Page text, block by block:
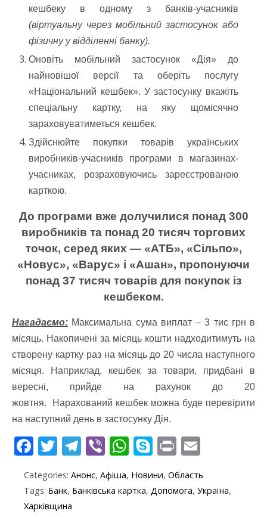
кешбеку в одному з банків-учасників
(віртуальну через мобільний застосунок або
фізичну у відділенні банку).
Оновіть мобільний застосунок «Дія» до
найновішої версії та оберіть послугу
«Національний кешбек». У застосунку вкажіть
спеціальну картку, на яку щомісячно
зараховуватиметься кешбек.
Здійснюйте покупки товарів українських
виробників-учасників програми в магазинах-
учасниках, розраховуючись зареєстрованою
карткою.
До програми вже долучилися понад 300
виробників та понад 20 тисяч торгових
точок, серед яких — «АТБ», «Сільпо»,
«Новус», «Варус» і «Ашан», пропонуючи
понад 37 тисяч товарів для покупок із
кешбеком.
Нагадаємо: Максимальна сума виплат – 3 тис грн в
місяць. Накопичені за місяць кошти надходитимуть на
створену картку раз на місяць до 20 числа наступного
місяця. Наприклад, кешбек за товари, придбані в
вересні, прийде на рахунок до 20
жовтня.
Нарахований кешбек можна буде перевірити
на наступний день в застосунку Дія.
F
e
b
T
itt
er
T
e
Vi
b
er
W
at
S
y
p
Pr
in
t ai
Categories: Анонс, Афіша, Новини, Область
Tags: Банк, Банківська картка, Допомога, Україна,
Харківщина